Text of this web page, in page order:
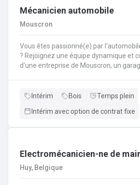
Mécanicien automobile
Mouscron
Vous êtes passionné(e) par
? Rejoignez une équipe dynamique et
d'une entreprise de Mouscron, un
des véhicules (vidanges, freins,
interventions mécaniques
Intérim Bois
Temps plein
Intérim avec option de contrat fixe
Electromécanicien-ne de
Huy, Belgique